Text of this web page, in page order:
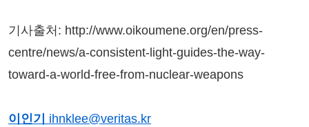
기사출처: http://www.oikoumene.org/en/press-
centre/news/a-consistent-light-guides-the-way-
toward-a-world-free-from-nuclear-weapons
이인기 ihnklee@veritas.kr